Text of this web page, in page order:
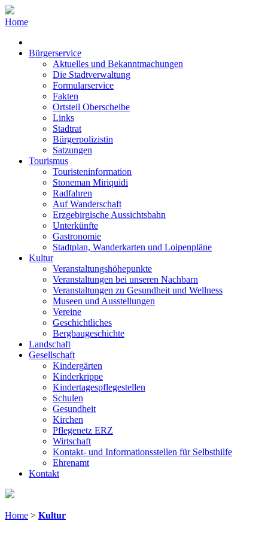
Home
Bürgerservice
Aktuelles und Bekanntmachungen
Die Stadtverwaltung
Formularservice
Fakten
Ortsteil Oberscheibe
Links
Stadtrat
Bürgerpolizistin
Satzungen
Tourismus
Touristeninformation
Stoneman Miriquidi
Radfahren
Auf Wanderschaft
Erzgebirgische Aussichtsbahn
Unterkünfte
Gastronomie
Stadtplan, Wanderkarten und Loipenpläne
Kultur
Veranstaltungshöhepunkte
Veranstaltungen bei unseren Nachbarn
Veranstaltungen zu Gesundheit und Wellness
Museen und Ausstellungen
Vereine
Geschichtliches
Bergbaugeschichte
Landschaft
Gesellschaft
Kindergärten
Kinderkrippe
Kindertagespflegestellen
Schulen
Gesundheit
Kirchen
Pflegenetz ERZ
Wirtschaft
Kontakt- und Informationsstellen für Selbsthilfe
Ehrenamt
Kontakt
Home > Kultur